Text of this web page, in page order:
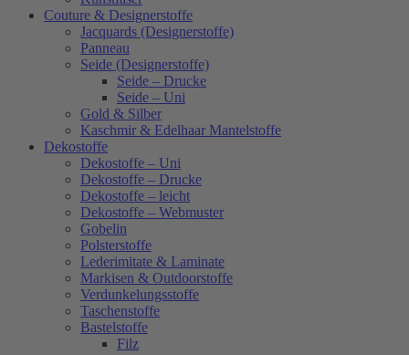
Couture & Designerstoffe
Jacquards (Designerstoffe)
Panneau
Seide (Designerstoffe)
Seide – Drucke
Seide – Uni
Gold & Silber
Kaschmir & Edelhaar Mantelstoffe
Dekostoffe
Dekostoffe – Uni
Dekostoffe – Drucke
Dekostoffe – leicht
Dekostoffe – Webmuster
Gobelin
Polsterstoffe
Lederimitate & Laminate
Markisen & Outdoorstoffe
Verdunkelungsstoffe
Taschenstoffe
Bastelstoffe
Filz